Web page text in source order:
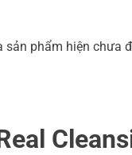
phẩm hiện chưa